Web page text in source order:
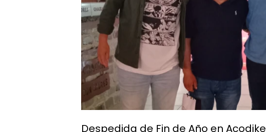
Despedida de Fin de Año en Acodike